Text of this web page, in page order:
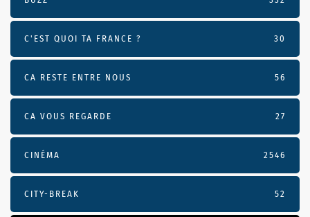
C'EST QUOI TA FRANCE ? 30
CA RESTE ENTRE NOUS 56
CA VOUS REGARDE 27
CINÉMA 2546
CITY-BREAK 52